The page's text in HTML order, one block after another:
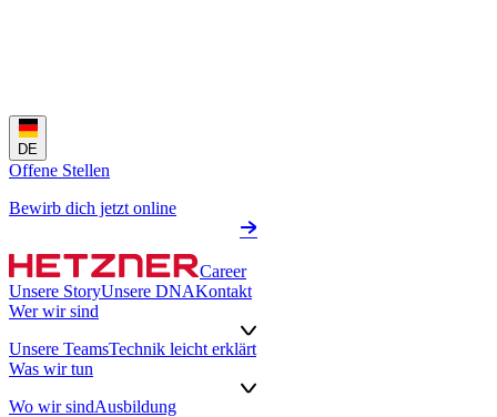
DE
Offene Stellen
Bewirb dich jetzt online
Career
Unsere StoryUnsere DNAKontakt
Wer wir sind
Unsere TeamsTechnik leicht erklärt
Was wir tun
Wo wir sindAusbildung